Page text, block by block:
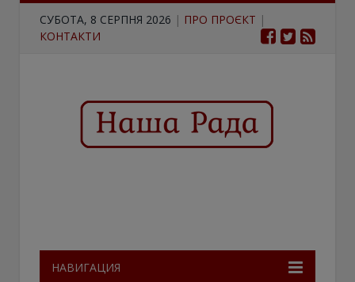
СУБОТА, 8 СЕРПНЯ 2026 | ПРО ПРОЄКТ |
КОНТАКТИ
НАВИГАЦИЯ